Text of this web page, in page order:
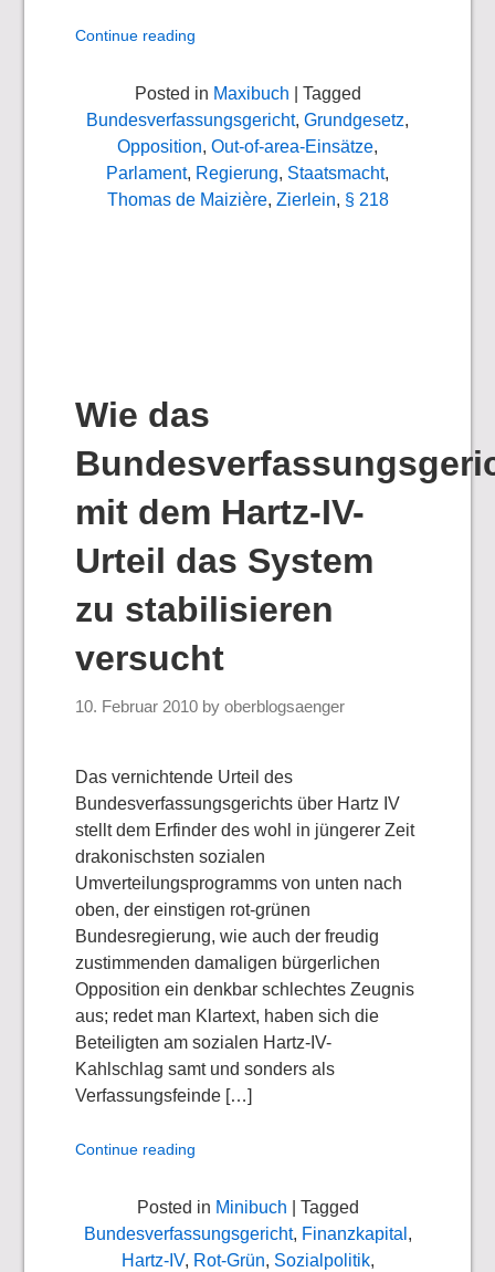
Continue reading
Posted in Maxibuch | Tagged
Bundesverfassungsgericht, Grundgesetz,
Opposition, Out-of-area-Einsätze,
Parlament, Regierung, Staatsmacht,
Thomas de Maizière, Zierlein, § 218
Wie das
mit dem Hartz-IV-
Urteil das System
zu stabilisieren
versucht
10. Februar 2010 byoberblogsaenger
Das vernichtende Urteil des
Bundesverfassungsgerichts über Hartz IV
stellt dem Erfinder des wohl in jüngerer Zeit
drakonischsten sozialen
Umverteilungsprogramms von unten nach
oben, der einstigen rot-grünen
Bundesregierung, wie auch der freudig
zustimmenden damaligen bürgerlichen
Opposition ein denkbar schlechtes Zeugnis
aus; redet man Klartext, haben sich die
Beteiligten am sozialen Hartz-IV-
Kahlschlag samt und sonders als
Verfassungsfeinde […]
Continue reading
Posted in Minibuch | Tagged
Bundesverfassungsgericht, Finanzkapital ,
Hartz-IV, Rot-Grün, Sozialpolitik,